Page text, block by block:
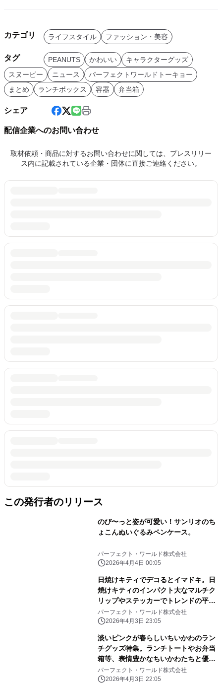
カテゴリ ライフスタイル ファッション・美容
タグ PEANUTS かわいい
キャラクターグッズ
スヌーピー
ニュース
パーフェクトワールドトーキョー
まとめ
ランチボックス 容器 弁当箱
シェア
配信企業へのお問い合わせ
取材依頼・商品に対するお問い合わせに関しては、プレスリリー
ス内に記載されている企業・団体に直接ご連絡ください。
この発行者のリリース
のび〜っと姿が可愛い！サンリオのち
ょこんぬいぐるみペンケース。
パーフェクト・ワールド株式会社
2026年4月4日 00:05
日焼けキティでデコるとイマドキ。日
焼けキティのインパクト大なマルチク
リップやステッカーでトレンドの平成
レトロ感ばっちりです。
パーフェクト・ワールド株式会社
2026年4月3日 23:05
淡いピンクが春らしいちいかわのラン
チグッズ特集。ランチトートやお弁当
箱等、表情豊かなちいかわたちと優し
いピンク色に心和む
パーフェクト・ワールド株式会社
2026年4月3日 22:05